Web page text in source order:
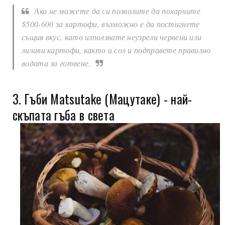
Ако не можете да си позволите да похарчите
$500-600 за картофи, възможно е да постигнете
същия вкус, като използвате неузрели червени или
лилави картофи, както и сол и подправете правилно
водата за готвене.
3. Гъби Matsutake (Мацутаке) - най-
скъпата гъба в света